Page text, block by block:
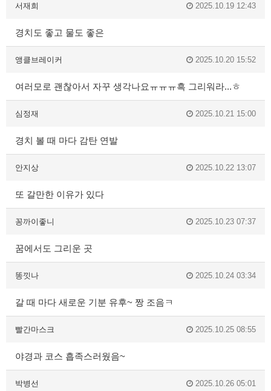
서재희 2025.10.19 12:43
경치도 좋고 물도 좋은
앵클브레이커 2025.10.20 15:52
여러모로 괜찮아서 자꾸 생각나요ㅠㅠㅠ흑 그리워라...ㅎ
심정재 2025.10.21 15:00
경치 볼 때 마다 감탄 연발
안지상 2025.10.22 13:07
또 갈만한 이유가 있다
꽁까이좋니 2025.10.23 07:37
꿈에서도 그리운 곳
똥낏나 2025.10.24 03:34
갈 때 마다 새로운 기분 유후~ 짱 조음ㅋ
빨간마스크 2025.10.25 08:55
야경과 코스 흡족스러웠음~
박병선 2025.10.26 05:01